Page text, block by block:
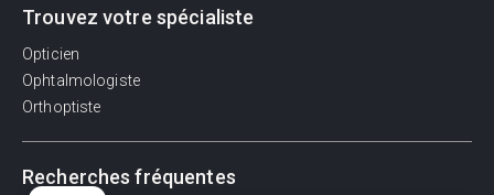
Trouvez votre spécialiste
Opticien
Ophtalmologiste
Orthoptiste
Recherches fréquentes